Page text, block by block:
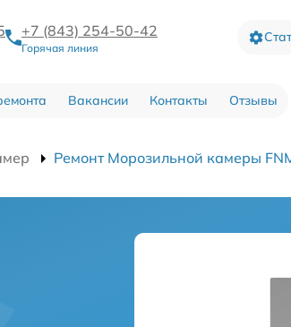
+7 (843) 254-50-42
Горячая линия
Вакансии Контакты Отзывы
Ремонт Морозильной камеры